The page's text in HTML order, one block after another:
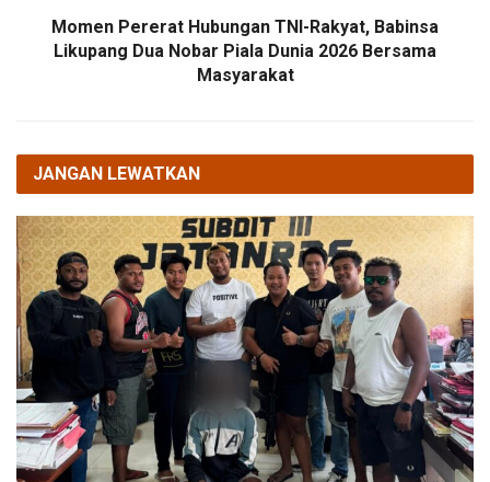
Momen Pererat Hubungan TNI-Rakyat, Babinsa
Likupang Dua Nobar Piala Dunia 2026 Bersama
Masyarakat
JANGAN LEWATKAN